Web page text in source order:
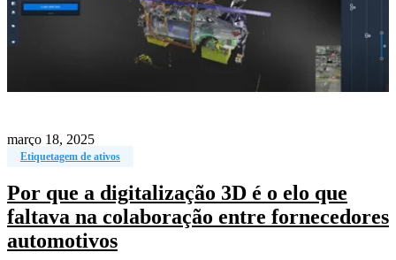
março 18, 2025
Etiquetagem de ativos
Por que a digitalização 3D é o elo que
faltava na colaboração entre fornecedores
automotivos